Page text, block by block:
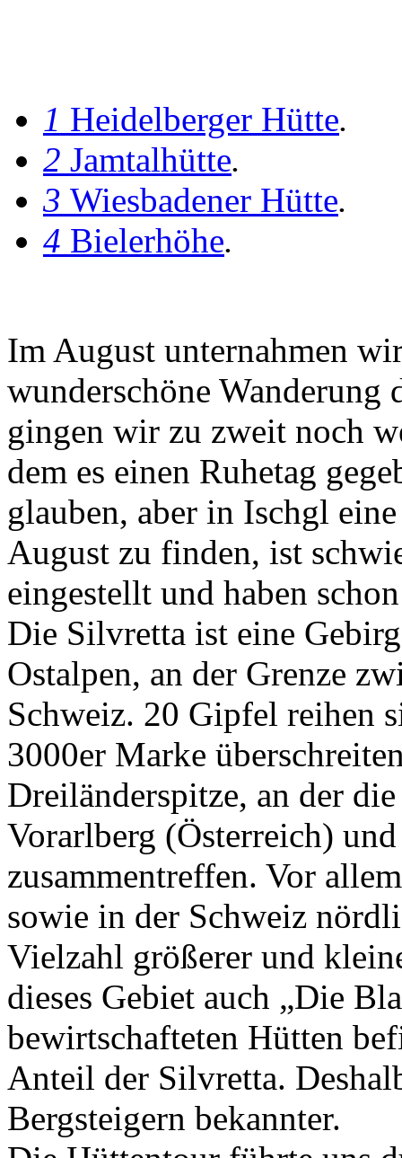
1 Heidelberger Hütte.
2 Jamtalhütte.
3 Wiesbadener Hütte.
4 Bielerhöhe.
Im August unternahmen
wunderschöne Wanderung
gingen wir zu zweit noch
dem es einen Ruhetag
glauben, aber in Ischgl
August zu finden, ist
eingestellt und haben
Die Silvretta ist eine
Ostalpen, an der Grenze
Schweiz. 20 Gipfel reihen
3000er Marke
Dreiländerspitze, an der
Vorarlberg (Österreich)
zusammentreffen. Vor
sowie in der Schweiz
Vielzahl größerer und
dieses Gebiet auch „Die
bewirtschafteten Hütten
Anteil der Silvretta.
Bergsteigern bekannter.